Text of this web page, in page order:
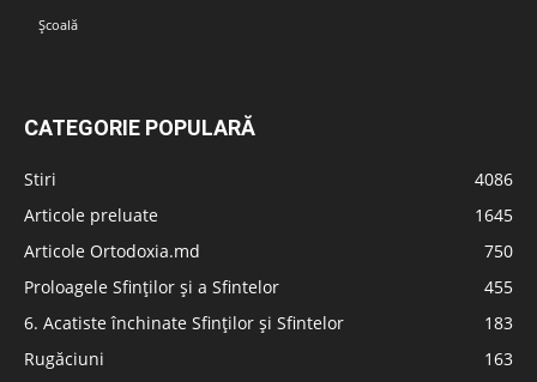
Școală
CATEGORIE POPULARĂ
Stiri
4086
Articole preluate
1645
Articole Ortodoxia.md
750
Proloagele Sfinților și a Sfintelor
455
6. Acatiste închinate Sfinților și Sfintelor
183
Rugăciuni
163